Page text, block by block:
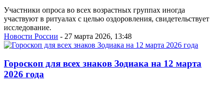
Участники опроса во всех возрастных группах иногда
участвуют в ритуалах с целью оздоровления, свидетельствует
исследование.
Новости России - 27 марта 2026, 13:48
Гороскоп для всех знаков Зодиака на 12 марта
2026 года